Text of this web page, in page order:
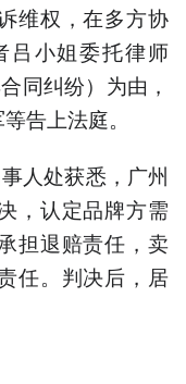
维权，在多方协
吕小姐委托律师
同纠纷）为由，
告上法庭。
人处获悉，广州
，认定品牌方需
担退赔责任，卖
任。判决后，居